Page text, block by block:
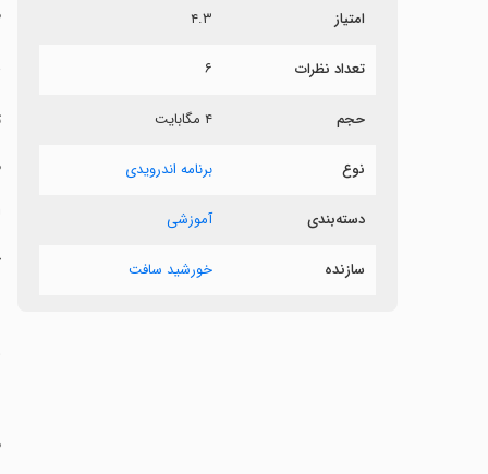
امتیاز ۴.۳
تعداد نظرات ۶
حجم ۴ مگابایت
نوع برنامه اندرویدی
دسته‌بندی آموزشی
سازنده خورشید سافت